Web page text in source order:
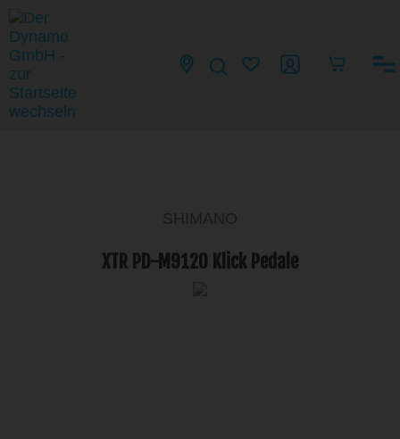
SHIMANO
XTR PD-M9120 Klick Pedale